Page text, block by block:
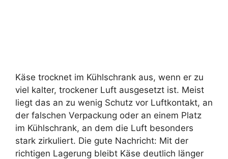
Käse trocknet im Kühlschrank aus, wenn er zu
viel kalter, trockener Luft ausgesetzt ist. Meist
liegt das an zu wenig Schutz vor Luftkontakt, an
der falschen Verpackung oder an einem Platz
im Kühlschrank, an dem die Luft besonders
stark zirkuliert. Die gute Nachricht: Mit der
richtigen Lagerung bleibt Käse deutlich länger